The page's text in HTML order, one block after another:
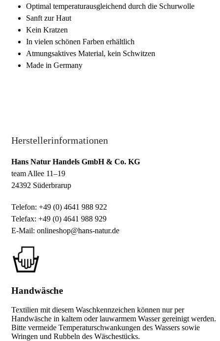
Optimal temperaturausgleichend durch die Schurwolle
Sanft zur Haut
Kein Kratzen
In vielen schönen Farben erhältlich
Atmungsaktives Material, kein Schwitzen
Made in Germany
Herstellerinformationen
Hans Natur Handels GmbH & Co. KG
team Allee 11–19
24392 Süderbrarup
Telefon: +49 (0) 4641 988 922
Telefax: +49 (0) 4641 988 929
E-Mail: onlineshop@hans-natur.de
Handwäsche
Textilien mit diesem Waschkennzeichen können nur per
Handwäsche in kaltem oder lauwarmem Wasser gereinigt werden.
Bitte vermeide Temperaturschwankungen des Wassers sowie
Wringen und Rubbeln des Wäschestücks.